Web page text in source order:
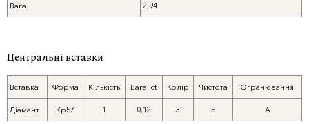
Вага 2,94
Центральні вставки
Вставка Форма Кількість Вага, ct Колір Чистота Огранювання
Діамант Кр57 1 0,12 3 5 А